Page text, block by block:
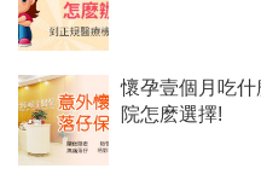
懷孕壹個月吃
院怎麽選擇!